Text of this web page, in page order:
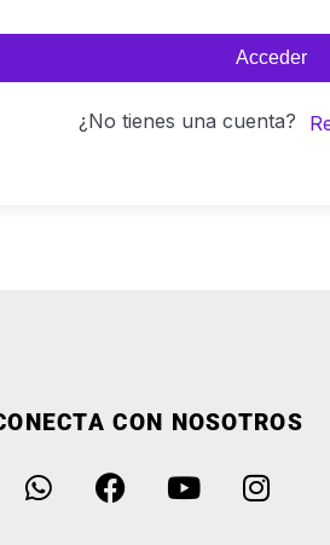
Acceder
¿No tienes una cuenta?
CON NOSOTROS